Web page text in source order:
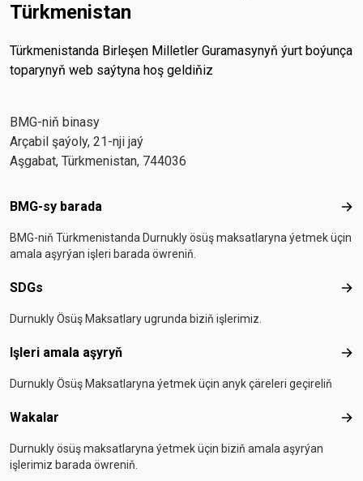
Türkmenistan
Türkmenistanda Birleşen Milletler Guramasynyň ýurt boýunça
toparynyň web saýtyna hoş geldiňiz
BMG-niň binasy
Arçabil şaýoly, 21-nji jaý
Aşgabat, Türkmenistan, 744036
Footer menu
BMG-sy barada
BMG-niň Türkmenistanda Durnukly ösüş maksatlaryna ýetmek üçin
amala aşyrýan işleri barada öwreniň.
SDGs
Durnukly Ösüş Maksatlary ugrunda biziň işlerimiz.
Işleri amala aşyryň
Durnukly Ösüş Maksatlaryna ýetmek üçin anyk çäreleri geçireliň
Wakalar
Durnukly ösüş maksatlaryna ýetmek üçin biziň amala aşyrýan
işlerimiz barada öwreniň.